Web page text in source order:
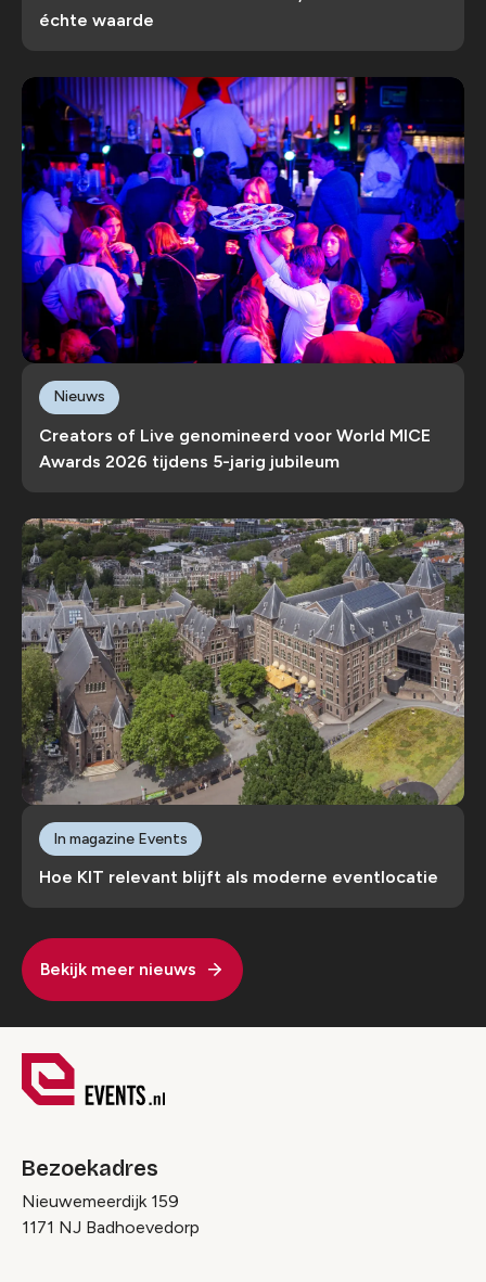
échte waarde
Creators of Live genomineerd voor World MICE
Awards 2026 tijdens 5-jarig jubileum
Nieuws
Hoe KIT relevant blijft als moderne eventlocatie
In magazine Events
Bekijk meer nieuws
Bezoekadres
Nieuwemeerdijk 159
1171 NJ Badhoevedorp